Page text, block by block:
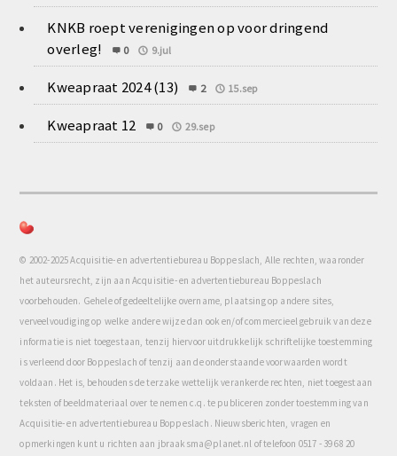
KNKB roept verenigingen op voor dringend
overleg!
0 9.jul
Kweapraat 2024 (13) 2 15.sep
Kweapraat 12 0 29.sep
© 2002-2025 Acquisitie- en advertentiebureau Boppeslach, Alle rechten, waaronder
het auteursrecht, zijn aan Acquisitie- en advertentiebureau Boppeslach
voorbehouden. Gehele of gedeeltelijke overname, plaatsing op andere sites,
verveelvoudiging op welke andere wijze dan ook en/of commercieel gebruik van deze
informatie is niet toegestaan, tenzij hiervoor uitdrukkelijk schriftelijke toestemming
is verleend door Boppeslach of tenzij aan de onderstaande voorwaarden wordt
voldaan. Het is, behoudens de terzake wettelijk verankerde rechten, niet toegestaan
teksten of beeldmateriaal over te nemen c.q. te publiceren zonder toestemming van
Acquisitie- en advertentiebureau Boppeslach. Nieuwsberichten, vragen en
opmerkingen kunt u richten aan jbraaksma@planet.nl of telefoon 0517 - 39 68 20